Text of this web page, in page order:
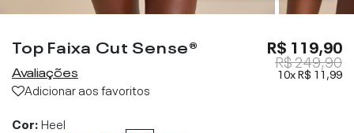
Top Faixa Cut Sense®
Avaliações
Adicionar aos favoritos
R$ 119,90
R$ 249,90
10xR$ 11,99
Cor:Heel